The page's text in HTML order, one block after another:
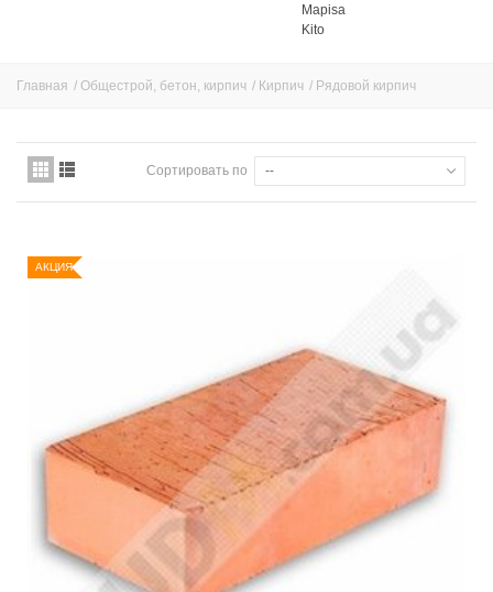
Mapisa
Kito
Главная / Общестрой, бетон, кирпич / Кирпич / Рядовой кирпич
Сортировать по --
АКЦИЯ